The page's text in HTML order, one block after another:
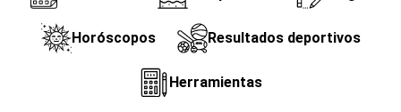
Horóscopos Resultados deportivos
Herramientas